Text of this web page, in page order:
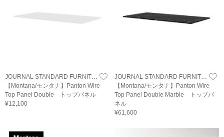
【Montana/モンタナ】Panton Wire
Top Panel Double トップパネル
¥12,100
【Montana/モンタナ】Panton Wire
Top Panel Double Marble トップパ
ネル
¥61,600